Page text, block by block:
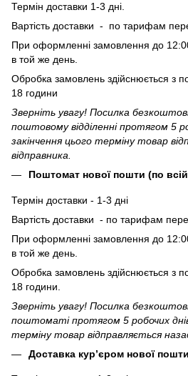
Термін доставки 1-3 дні.
Вартість доставки - по тарифам
При оформленні замовлення до
в той же день.
Обробка замовлень здійснюється з
18 години
Зверніть увагу! Посилка
поштовому відділенні протягом 5
закінчення цього терміну товар
відправника.
Поштомат нової пошти (по всій
Термін доставки - 1-3 дні
Вартість доставки - по тарифам
При оформленні замовлення до
в той же день.
Обробка замовлень здійснюється з
18 години.
Зверніть увагу! Посилка
поштоматі протягом 5 робочих
терміну товар відправляється
Доставка кур’єром нової пошти